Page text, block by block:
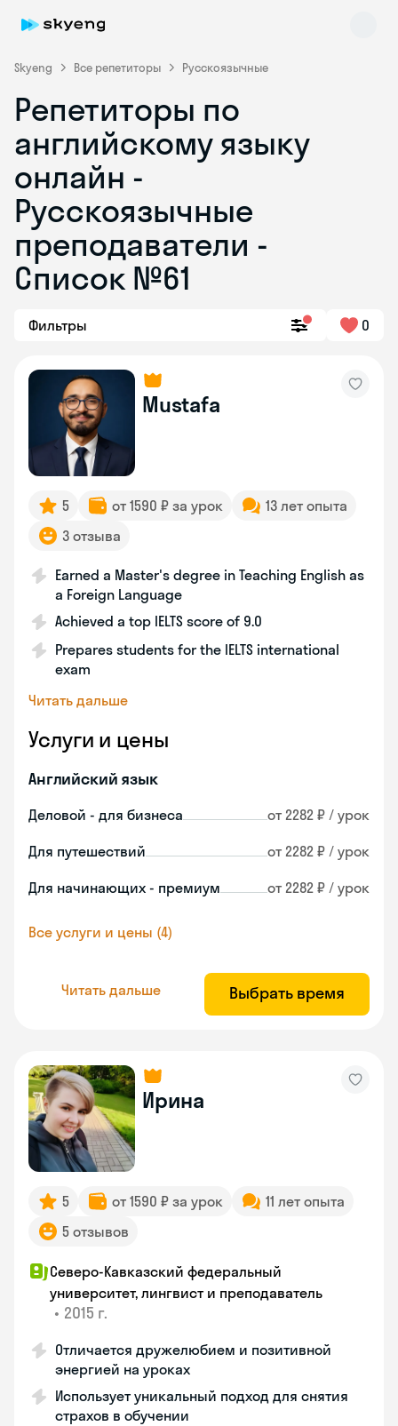
Skyeng Все репетиторы Русскоязычные
Репетиторы по
английскому языку
онлайн -
Русскоязычные
преподаватели -
Список №61
Фильтры 0
Mustafa
5 от 1590 ₽ за урок
13 лет опыта
3 отзыва
Earned a Master's degree in Teaching English as
a Foreign Language
Achieved a top IELTS score of 9.0
Prepares students for the IELTS international
exam
Читать дальше
Услуги и цены
Английский язык
Деловой - для бизнеса от 2282 ₽ / урок
Для путешествий от 2282 ₽ / урок
Для начинающих - премиум от 2282 ₽ / урок
Все услуги и цены (4)
Читать дальше Выбрать время
Ирина
5 от 1590 ₽ за урок
11 лет опыта
5 отзывов
Северо-Кавказский федеральный
университет, лингвист и преподаватель
• 2015 г.
Отличается дружелюбием и позитивной
энергией на уроках
Использует уникальный подход для снятия
страхов в обучении
online